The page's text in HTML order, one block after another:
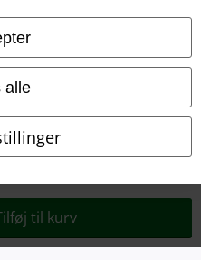
alle
til kurv